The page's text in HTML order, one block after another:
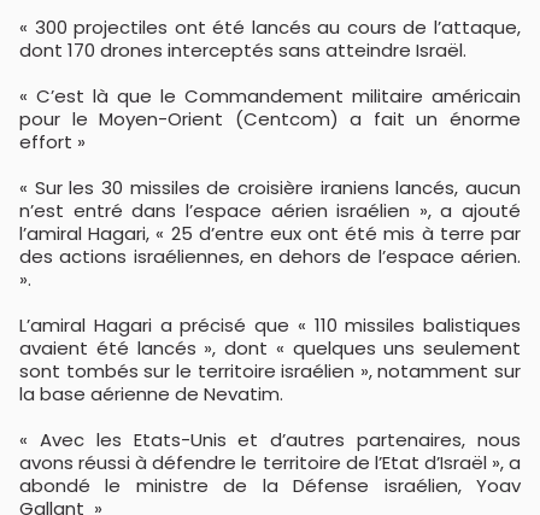
​« 300 projectiles ont été lancés au cours de l’attaque,
dont 170 drones interceptés sans atteindre Israël.
« C’est là que le Commandement militaire américain
pour le Moyen-Orient (Centcom) a fait un énorme
effort »
« Sur les 30 missiles de croisière iraniens lancés, aucun
n’est entré dans l’espace aérien israélien », a ajouté
l’amiral Hagari, « 25 d’entre eux ont été mis à terre par
des actions israéliennes, en dehors de l’espace aérien.
».
L’amiral Hagari a précisé que « 110 missiles balistiques
avaient été lancés », dont « quelques uns seulement
sont tombés sur le territoire israélien », notamment sur
la base aérienne de Nevatim.
« Avec les Etats-Unis et d’autres partenaires, nous
avons réussi à défendre le territoire de l’Etat d’Israël », a
abondé le ministre de la Défense israélien, Yoav
Gallant »